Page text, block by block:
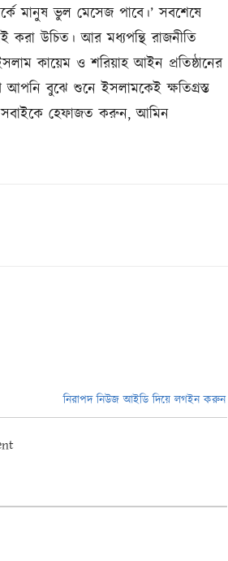
মানুষ ভুল মেসেজ পাবে।’ সবশেষে
করা উচিত। আর মধ্যপন্থি রাজনীতি
কায়েম ও শরিয়াহ আইন প্রতিষ্ঠানের
বুঝে শুনে ইসলামকেই ক্ষতিগ্রস্ত
সবাইকে হেফাজত করুন, আমিন
নিরাপদ নিউজ আইডি দিয়ে লগইন করুন